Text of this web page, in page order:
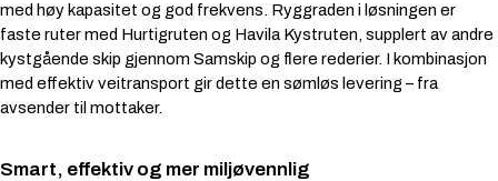
med høy kapasitet og god frekvens. Ryggraden i løsningen er
faste ruter med Hurtigruten og Havila Kystruten, supplert av andre
kystgående skip gjennom Samskip og flere rederier. I kombinasjon
med effektiv veitransport gir dette en sømløs levering – fra
avsender til mottaker.
Smart, effektiv og mer miljøvennlig